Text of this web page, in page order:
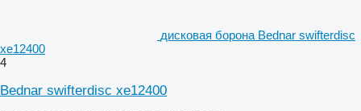
дисковая борона Bednar swifterdisc
xe12400
4
Bednar swifterdisc xe12400